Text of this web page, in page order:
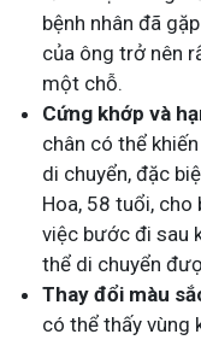
bệnh nhân đã
của ông trở nên
một chỗ.
Cứng khớp và
chân có thể
di chuyển, đặc
Hoa, 58 tuổi,
việc bước đi sau
thể di chuyển
Thay đổi màu
có thể thấy vùng